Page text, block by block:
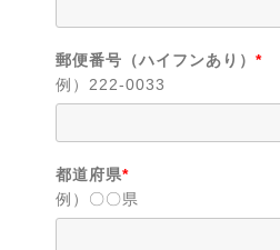
郵便番号（ハイフンあり） *
例）222-0033
都道府県*
例）〇〇県